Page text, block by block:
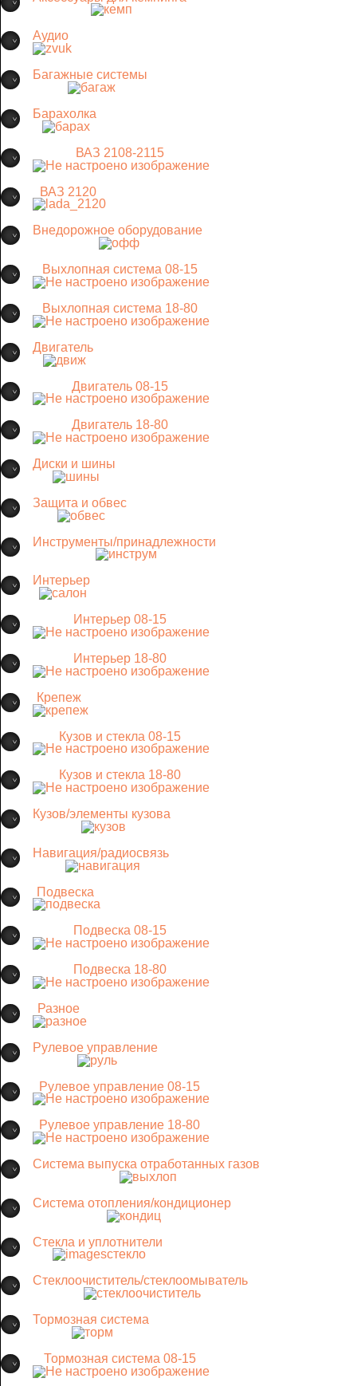
Аудио
Багажные системы
Барахолка
ВАЗ 2108-2115
ВАЗ 2120
Внедорожное оборудование
Выхлопная система 08-15
Выхлопная система 18-80
Двигатель
Двигатель 08-15
Двигатель 18-80
Диски и шины
Защита и обвес
Инструменты/принадлежности
Интерьер
Интерьер 08-15
Интерьер 18-80
Крепеж
Кузов и стекла 08-15
Кузов и стекла 18-80
Кузов/элементы кузова
Навигация/радиосвязь
Подвеска
Подвеска 08-15
Подвеска 18-80
Разное
Рулевое управление
Рулевое управление 08-15
Рулевое управление 18-80
Система выпуска отработанных газов
Система отопления/кондиционер
Стекла и уплотнители
Стеклоочиститель/стеклоомыватель
Тормозная система
Тормозная система 08-15